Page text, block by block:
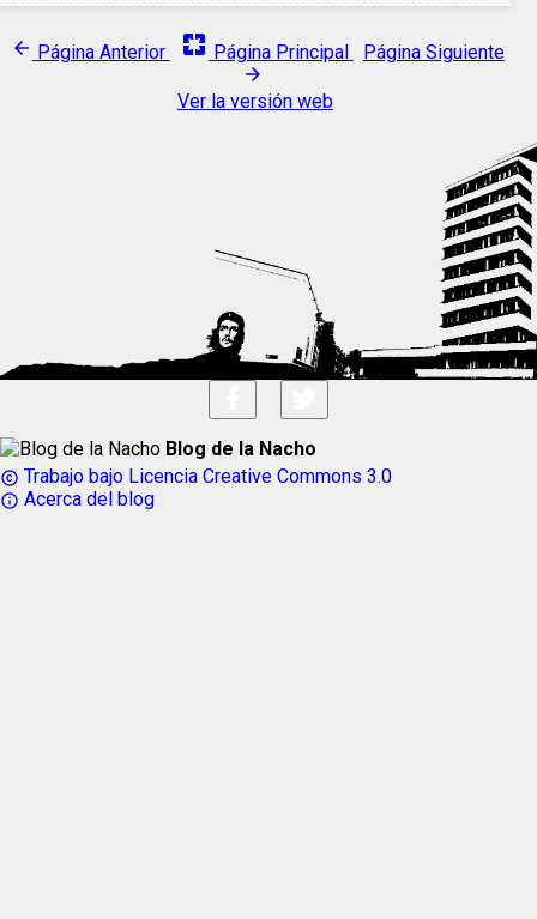
arrow_back Página Anterior pages Página Principal Página Siguiente
arrow_forward
Ver la versión web
Blog de la Nacho
copyright Trabajo bajo Licencia Creative Commons 3.0
info_outline Acerca del blog